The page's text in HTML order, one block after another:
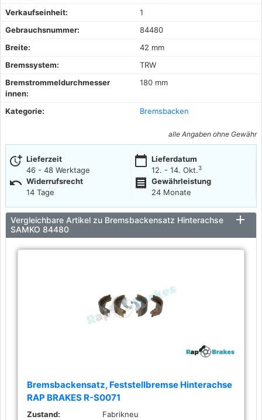
Verkaufseinheit:
1
Gebrauchsnummer:
84480
Breite:
42 mm
Bremssystem:
TRW
Bremstrommeldurchmesser
innen:
180 mm
Kategorie: Bremsbacken
alle Angaben ohne Gewähr
more_time Lieferzeit
46 - 48 Werktage
calendar_today Lieferdatum
12. - 14. Okt.3
undo Widerrufsrecht
14 Tage
receipt
Gewährleistung
24 Monate
Vergleichbare Artikel zu Bremsbackensatz Hinterachse
SAMKO 84480
Bremsbackensatz, Feststellbremse Hinterachse
RAP BRAKES R-S0071
Zustand:
Fabrikneu